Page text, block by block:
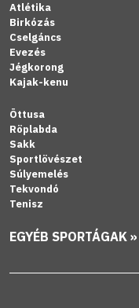
Atlétika
Birkózás
Cselgáncs
Evezés
Jégkorong
Kajak-kenu
Öttusa
Röplabda
Sakk
Sportlövészet
Súlyemelés
Tekvondó
Tenisz
EGYÉB SPORTÁGAK »